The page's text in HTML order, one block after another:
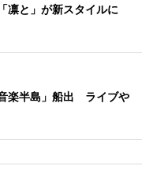
凛と」が新スタイルに
楽半島」船出 ライブや